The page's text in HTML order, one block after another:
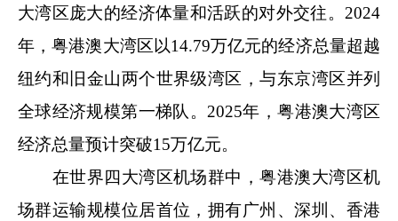
大湾区庞大的经济体量和活跃的对外交往。2024
年，粤港澳大湾区以14.79万亿元的经济总量超越
纽约和旧金山两个世界级湾区，与东京湾区并列
全球经济规模第一梯队。2025年，粤港澳大湾区
经济总量预计突破15万亿元。
在世界四大湾区机场群中，粤港澳大湾区机
场群运输规模位居首位，拥有广州、深圳、香港